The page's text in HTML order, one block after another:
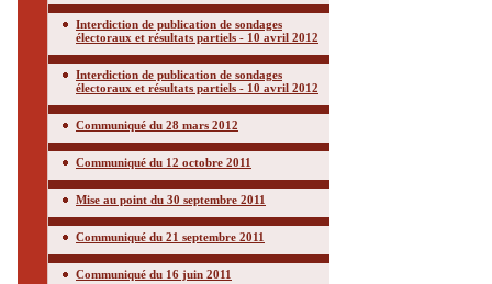
Interdiction de publication de sondages
électoraux et résultats partiels - 10 avril 2012
Interdiction de publication de sondages
électoraux et résultats partiels - 10 avril 2012
Communiqué du 28 mars 2012
Communiqué du 12 octobre 2011
Mise au point du 30 septembre 2011
Communiqué du 21 septembre 2011
Communiqué du 16 juin 2011